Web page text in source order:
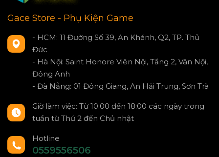
Gace Store - Phụ Kiện Game
- HCM: 11 Đường Số 39, An Khánh, Q2, TP. Thủ
Đức
- Hà Nội: Saint Honore Viên Nội, Tầng 2, Vân Nội,
Đông Anh
- Đà Nẵng: 01 Đông Giang, An Hải Trung, Sơn Trà
Giờ làm việc: Từ 10:00 đến 18:00 các ngày trong
tuần từ Thứ 2 đến Chủ nhật
Hotline
0559556506